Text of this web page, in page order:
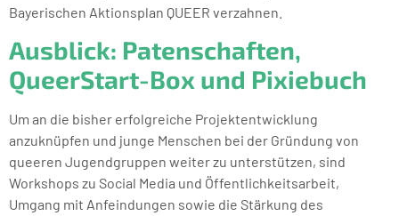
Bayerischen Aktionsplan QUEER verzahnen.
Ausblick: Patenschaften,
QueerStart-Box und Pixiebuch
Um an die bisher erfolgreiche Projektentwicklung
anzuknüpfen und junge Menschen bei der Gründung von
queeren Jugendgruppen weiter zu unterstützen, sind
Workshops zu Social Media und Öffentlichkeitsarbeit,
Umgang mit Anfeindungen sowie die Stärkung des